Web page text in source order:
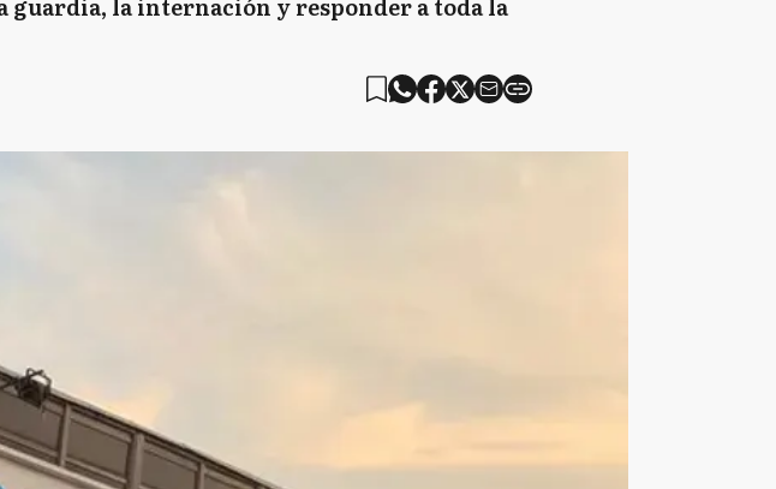
guardia, la internación y responder a toda la